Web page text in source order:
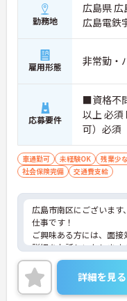
勤務地
広島県
広島電鉄
雇用形態 非常勤・
応募要件
■資格不
以上 必
可）必須
車通勤可 未経験OK 残業少
社会保険完備
交通費支給
広島市南区にございま
仕事です！
ご興味ある方には、面
詳細をお話しいたしま
い！
詳細を見る